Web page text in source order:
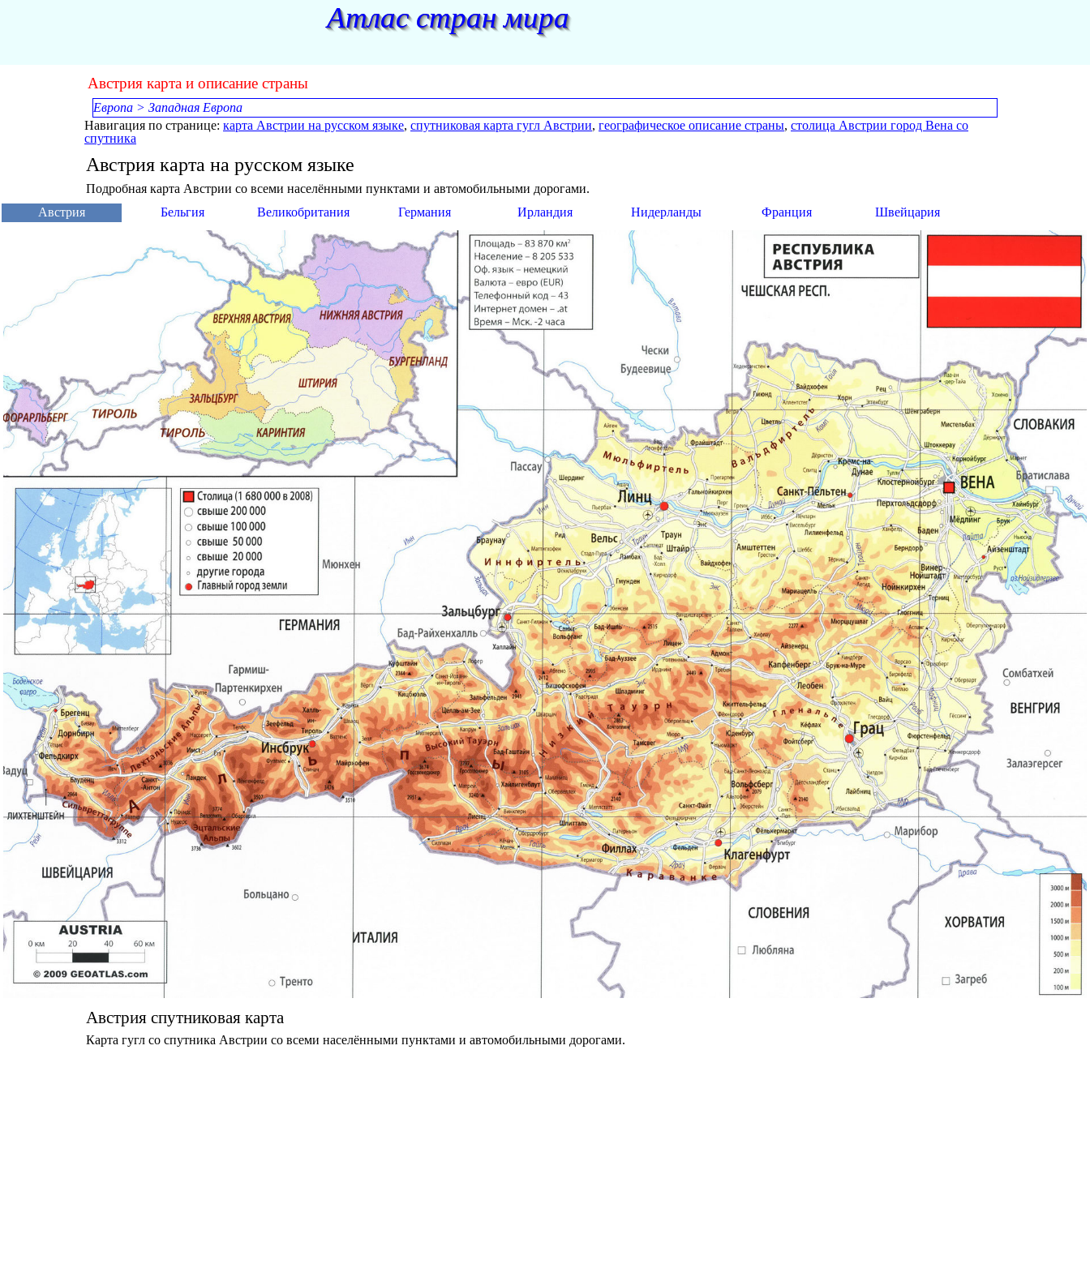
Атлас стран мира
Австрия карта и описание страны
Европа > Западная Европа
Навигация по странице: карта Австрии на русском языке, спутниковая карта гугл Австрии, географическое описание страны, столица Австрии город Вена со
спутника
Австрия карта на русском языке
Подробная карта Австрии со всеми населёнными пунктами и автомобильными дорогами.
Пропустить меню
Австрия Бельгия Великобритания Германия Ирландия Нидерланды Франция Швейцария
Австрия спутниковая карта
Карта гугл со спутника Австрии со всеми населёнными пунктами и автомобильными дорогами.